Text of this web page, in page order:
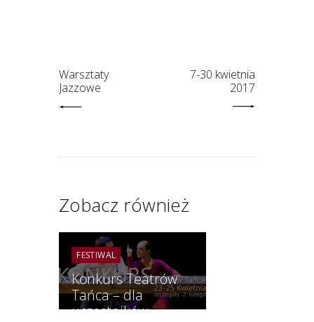
Warsztaty
Jazzowe
7-30 kwietnia
2017
Zobacz również
FESTIWAL
Konkurs Teatrów
Tańca – dla
uczestników